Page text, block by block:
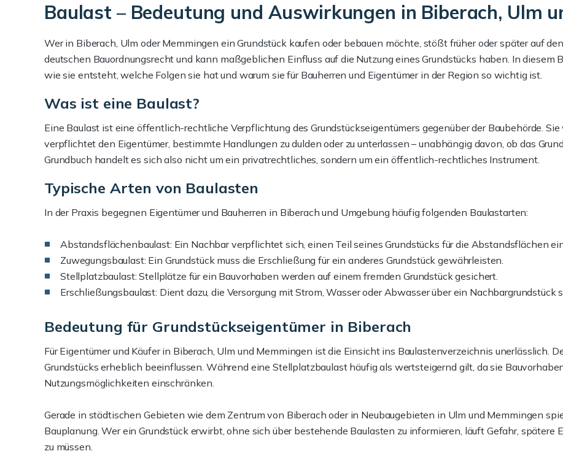
Baulast – Bedeutung und Auswirkungen in Biberach, Ulm
Wer in Biberach, Ulm oder Memmingen ein Grundstück kaufen oder bebauen möchte, stößt früher oder später auf
deutschen Bauordnungsrecht und kann maßgeblichen Einfluss auf die Nutzung eines Grundstücks haben. In diesem
wie sie entsteht, welche Folgen sie hat und warum sie für Bauherren und Eigentümer in der Region so wichtig ist.
Was ist eine Baulast?
Eine Baulast ist eine öffentlich-rechtliche Verpflichtung des Grundstückseigentümers gegenüber der Baubehörde.
verpflichtet den Eigentümer, bestimmte Handlungen zu dulden oder zu unterlassen – unabhängig davon, ob das
Grundbuch handelt es sich also nicht um ein privatrechtliches, sondern um ein öffentlich-rechtliches Instrument.
Typische Arten von Baulasten
In der Praxis begegnen Eigentümer und Bauherren in Biberach und Umgebung häufig folgenden Baulastarten:
Abstandsflächenbaulast: Ein Nachbar verpflichtet sich, einen Teil seines Grundstücks für die Abstandsflächen
Zuwegungsbaulast: Ein Grundstück muss die Erschließung für ein anderes Grundstück gewährleisten.
Stellplatzbaulast: Stellplätze für ein Bauvorhaben werden auf einem fremden Grundstück gesichert.
Erschließungsbaulast: Dient dazu, die Versorgung mit Strom, Wasser oder Abwasser über ein Nachbargrundstück
Bedeutung für Grundstückseigentümer in Biberach
Für Eigentümer und Käufer in Biberach, Ulm und Memmingen ist die Einsicht ins Baulastenverzeichnis unerlässlich.
Grundstücks erheblich beeinflussen. Während eine Stellplatzbaulast häufig als wertsteigernd gilt, da sie
Nutzungsmöglichkeiten einschränken.
Gerade in städtischen Gebieten wie dem Zentrum von Biberach oder in Neubaugebieten in Ulm und Memmingen
Bauplanung. Wer ein Grundstück erwirbt, ohne sich über bestehende Baulasten zu informieren, läuft Gefahr,
zu müssen.